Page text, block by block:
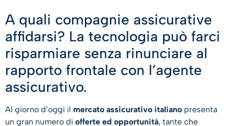
A quali compagnie assicurative
affidarsi? La tecnologia può farci
risparmiare senza rinunciare al
rapporto frontale con l’agente
assicurativo.
Al giorno d’oggi il mercato assicurativo italiano presenta
un gran numero di offerte ed opportunità, tante che